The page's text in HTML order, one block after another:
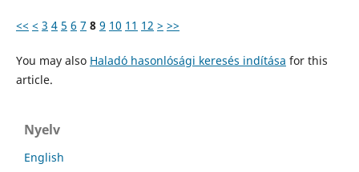
<< < 3 4 5 6 7 8 9 10 11 12 > >>
You may also Haladó hasonlósági keresés indítása for this
article.
Nyelv
English